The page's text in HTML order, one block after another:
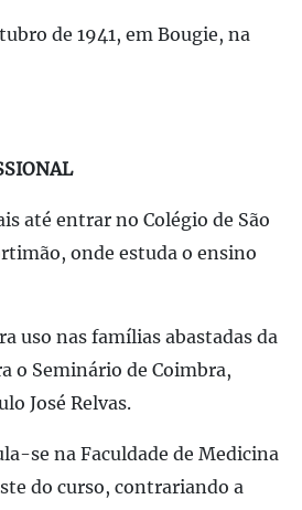
de 1941, em Bougie, na
até entrar no Colégio de São
onde estuda o ensino
uso nas famílias abastadas da
o Seminário de Coimbra,
José Relvas.
se na Faculdade de Medicina
do curso, contrariando a